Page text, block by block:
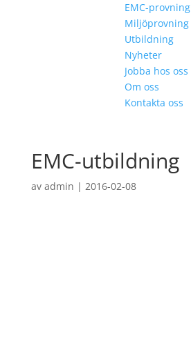
EMC-provning
Miljöprovning
Utbildning
Nyheter
Jobba hos oss
Om oss
Kontakta oss
EMC-utbildning
av admin | 2016-02-08